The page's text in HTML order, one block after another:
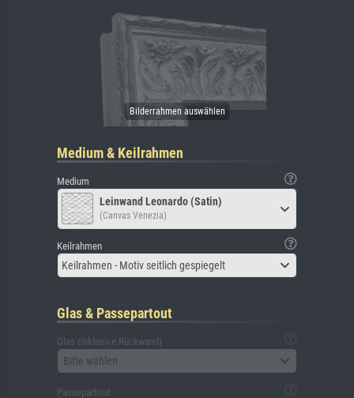
Medium & Keilrahmen
Medium
Leinwand Leonardo (Satin)
(Canvas Venezia)
Keilrahmen
Keilrahmen - Motiv seitlich gespiegelt
Glas & Passepartout
Glas (inklusive Rückwand)
Bitte wählen
Passepartout